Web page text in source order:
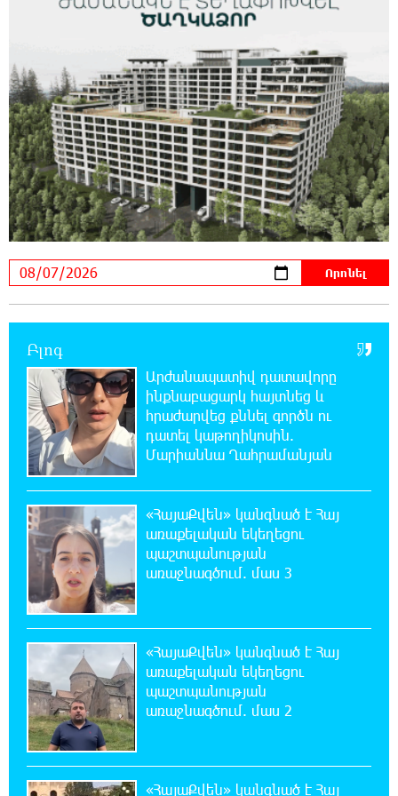
Սլովակիայի արևելքում արտակարգ
դրություն է հայտարարվել շոգի ալիքների
19:53:41 7-08-2026
Երթևեկության կազմակերպման
փոփոխություն տեղի կունենա
19:35:21 7-08-2026
Հայաստանի հավաքականի նախկին
մարզիչը կգլխավորի Ղազախստանի
հավաքականը
Թրամփը ասել է, որ հանրապետականները
կարող են պարտվել Կոնգրեսի միջանկյալ
ընտրություններում
18:51:59 7-08-2026
«ՀայաՔվեի» անդամները ևս
հաջակցություն Հայ առաքելական եկեղեցու և նրա
Հովվապետի
18:47:06 7-08-2026
Օգոստոսի 7-ը ասորի ժողովրդի
Հայաստան
18:41:31 7-08-2026
Հայաստանը ապրում է իր գոյության
ամենախայտառակ ժամանակաշրջանը․
Գառնիկ Դավթյան
18:37:08 7-08-2026
Բլոգ
Արժանապատիվ դատավորը
ինքնաբացարկ հայտնեց և
հրաժարվեց քննել գործն ու
դատել կաթողիկոսին.
Մարիաննա Ղահրամանյան
«ՀայաՔվեն» կանգնած է Հայ
առաքելական եկեղեցու
պաշտպանության
առաջնագծում. մաս 3
«ՀայաՔվեն» կանգնած է Հայ
առաքելական եկեղեցու
պաշտպանության
առաջնագծում. մաս 2
«ՀայաՔվեն» կանգնած է Հայ